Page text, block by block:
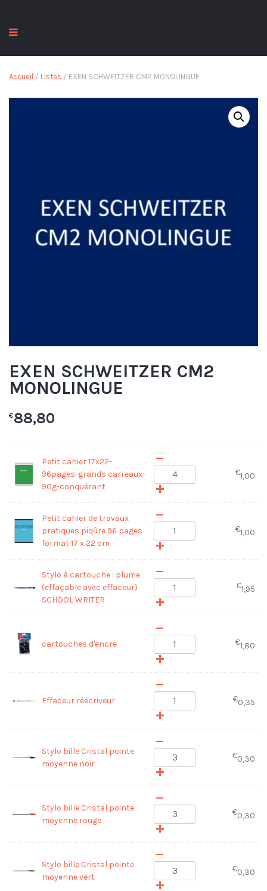
Accueil / Listes / EXEN SCHWEITZER CM2 MONOLINGUE
EXEN SCHWEITZER CM2
MONOLINGUE
€88,80
Petit cahier 17x22-
96pages-grands carreaux-
90g-conquérant
€1,00
Petit cahier de travaux
pratiques piqûre 96 pages
format 17 x 22 cm
€1,00
Stylo à cartouche : plume
(effaçable avec effaceur)
SCHOOL WRITER
€1,95
cartouches d'encre €1,80
Effaceur réécriveur €0,35
Stylo bille Cristal pointe
moyenne noir
€0,30
Stylo bille Cristal pointe
moyenne rouge
€0,30
Stylo bille Cristal pointe
moyenne vert
€0,30